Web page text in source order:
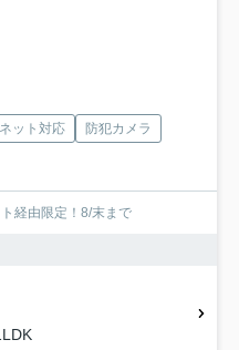
ット対応
防犯カメラ
経由限定！8/末まで